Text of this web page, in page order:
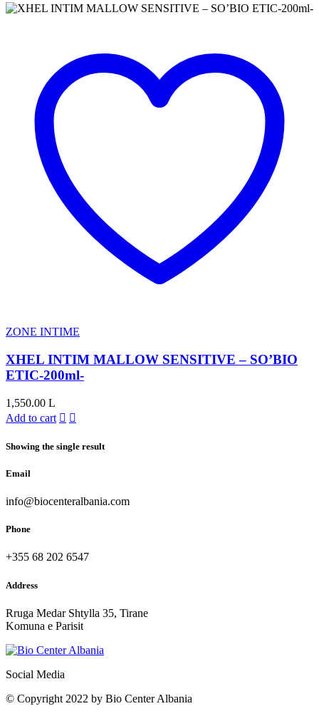
ZONE INTIME
XHEL INTIM MALLOW SENSITIVE – SO’BIO
ETIC-200ml-
1,550.00 L
Add to cart
Showing the single result
Email
info@biocenteralbania.com
Phone
+355 68 202 6547
Address
Rruga Medar Shtylla 35, Tirane
Komuna e Parisit
Social Media
© Copyright 2022 by Bio Center Albania